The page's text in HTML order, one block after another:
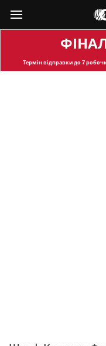
Термін відправкидо 7